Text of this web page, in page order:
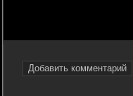
Добавить комментарий